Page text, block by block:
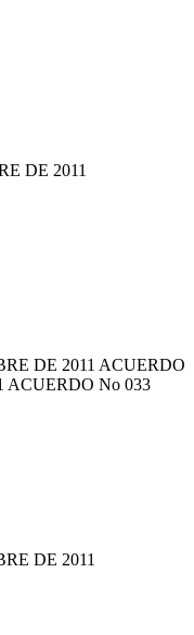
DE 2011
DE 2011 ACUERDO
ACUERDO No 033
DE 2011